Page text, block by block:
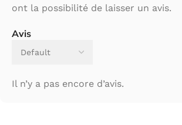
Avis
Il n’y a pas encore d’avis.
ont la possibilité de laisser un avis.